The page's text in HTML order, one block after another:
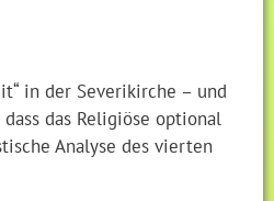
in der Severikirche – und
das Religiöse optional
Analyse des vierten